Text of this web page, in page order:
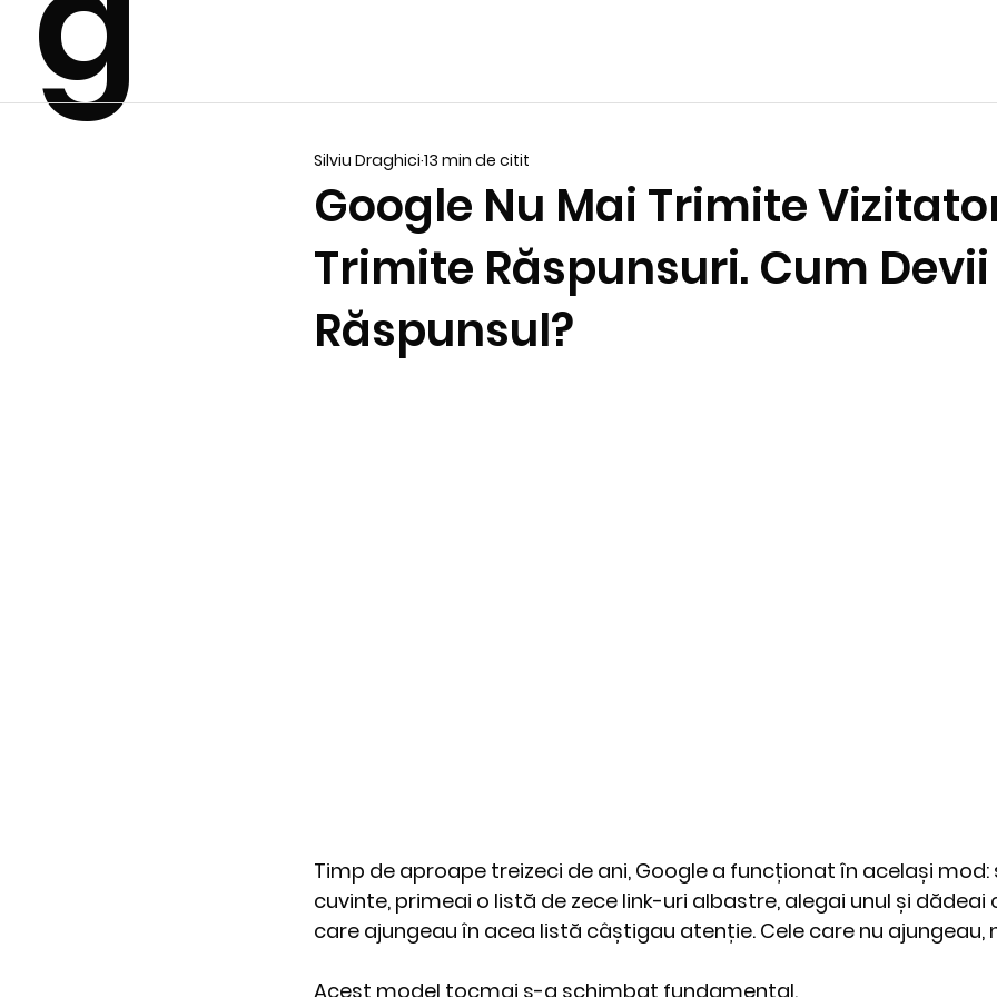
Google Nu Mai Trimite
Trimite Răspunsuri. Cum Devii
Răspunsul?
Silviu Draghici 13 min de citit
Timp de aproape treizeci de ani, Google a funcționat în același
cuvinte, primeai o listă de zece link-uri albastre, alegai unul și dădeai
care ajungeau în acea listă câștigau atenție. Cele care nu ajungeau,
Acest model tocmai s-a schimbat fundamental.